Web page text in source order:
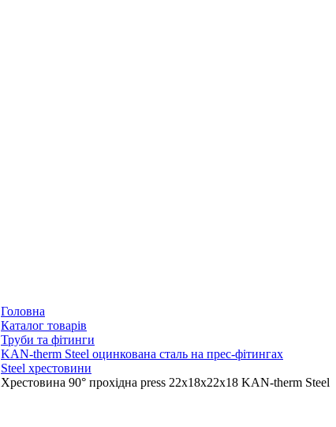
Головна
Каталог товарів
Труби та фітинги
KAN-therm Steel оцинкована сталь на прес-фітингах
Steel хрестовини
Хрестовина 90° прохідна press 22x18x22x18 KAN-therm Steel